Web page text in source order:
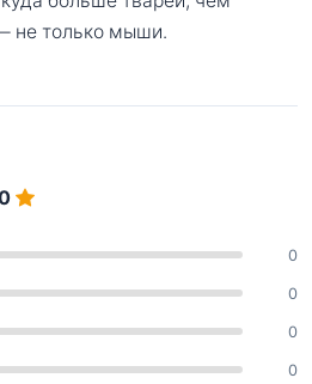
не только мыши.
0
0
0
0